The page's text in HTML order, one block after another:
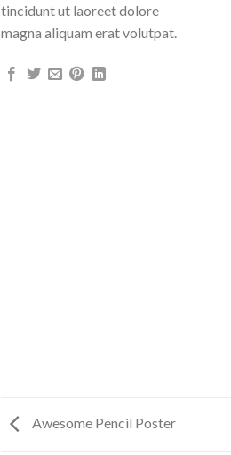
tincidunt ut laoreet dolore
magna aliquam erat volutpat.
Awesome Pencil Poster